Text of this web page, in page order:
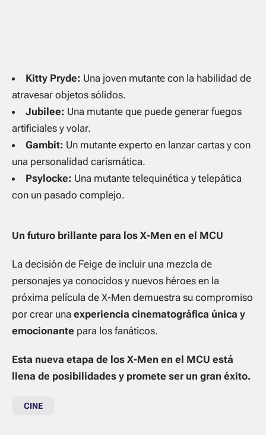
Kitty Pryde: Una joven mutante con la habilidad de
atravesar objetos sólidos.
Jubilee: Una mutante que puede generar fuegos
artificiales y volar.
Gambit: Un mutante experto en lanzar cartas y con
una personalidad carismática.
Psylocke: Una mutante telequinética y telepática
con un pasado complejo.
Un futuro brillante para los X-Men en el MCU
La decisión de Feige de incluir una mezcla de
personajes ya conocidos y nuevos héroes en la
próxima película de X-Men demuestra su compromiso
por crear una experiencia cinematográfica única y
emocionante para los fanáticos.
Esta nueva etapa de los X-Men en el MCU está
llena de posibilidades y promete ser un gran éxito.
CINE